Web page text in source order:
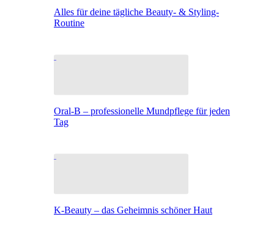
Alles für deine tägliche Beauty- & Styling-
Routine
Oral-B – professionelle Mundpflege für jeden
Tag
K-Beauty – das Geheimnis schöner Haut